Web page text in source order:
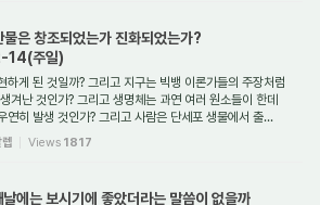
은 창조되었는가 진화되었는가?
주일)
하게 된 것일까? 그리고 지구는 빅뱅 이론가들의 주장처럼
겨난 것인가? 그리고 생명체는 과연 여러 원소들이 한데
연히 발생 것인가? 그리고 사람은 단세포 생물에서 출...
Views 1817
에는 보시기에 좋았더라는 말씀이 없을까